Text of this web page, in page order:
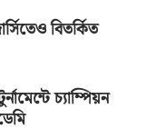
বিতর্কিত
চ্যাম্পিয়ন